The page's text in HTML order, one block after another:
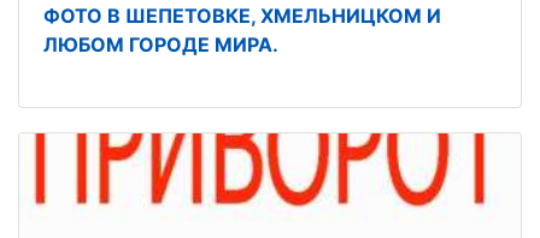
ФОТО В ШЕПЕТОВКЕ, ХМЕЛЬНИЦКОМ И
ЛЮБОМ ГОРОДЕ МИРА.